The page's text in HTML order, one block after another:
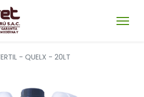
- QUELX - 20LT